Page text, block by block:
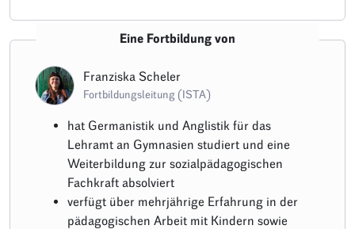
Eine Fortbildung von
Franziska Scheler
Fortbildungsleitung (ISTA)
hat Germanistik und Anglistik für das
Lehramt an Gymnasien studiert und eine
Weiterbildung zur sozialpädagogischen
Fachkraft absolviert
verfügt über mehrjährige Erfahrung in der
pädagogischen Arbeit mit Kindern sowie